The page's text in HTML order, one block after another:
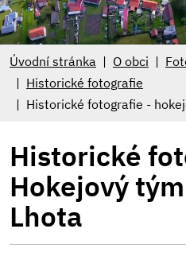
Úvodní stránka O obci
Historické fotografie
Historické fotografie -
Historické
Hokejový
Lhota